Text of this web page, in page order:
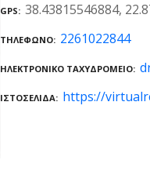
GPS 38.43815546884,
ΤΗΛΈΦΩΝΟ 2261022844
ΗΛΕΚΤΡΟΝΙΚΌ ΤΑΧΥΔΡΟΜΕΊΟ
ΙΣΤΟΣΕΛΊΔΑ https://